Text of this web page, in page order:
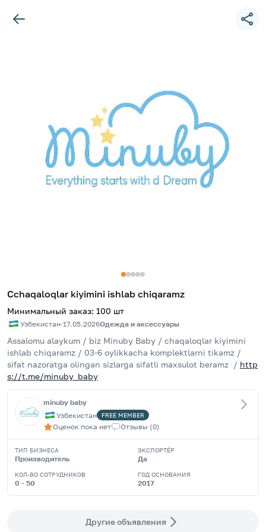
Сchaqaloqlar kiyimini ishlab chiqaramz
Минимальный заказ: 100 шт
Узбекистан·17.05.2026Одежда и аксессуары
Аssalomu alaykum / biz Мinuby Вaby / chaqaloqlar kiyimini
ishlab chiqaramz / 03-6 oylikkacha komplektlarni tikamz /
sifat nazoratga olingan sizlarga sifatli maxsulot beramz  / http
s://t.me/minuby_baby
minuby baby
Узбекистан
FREE MEMBER
Оценок пока нет Отзывы (0)
ТИП БИЗНЕСА
Производитель
ЭКСПОРТЁР
Да
КОЛ-ВО СОТРУДНИКОВ
0 - 50
ГОД ОСНОВАНИЯ
2017
Другие объявления